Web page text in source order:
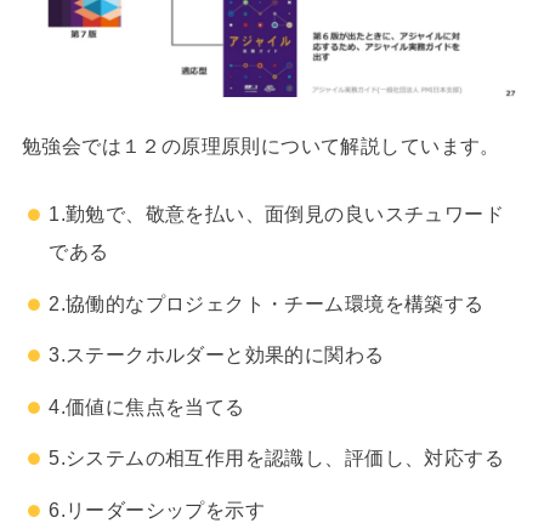
勉強会では１２の原理原則について解説しています。
1.勤勉で、敬意を払い、面倒見の良いスチュワード
である
2.協働的なプロジェクト・チーム環境を構築する
3.ステークホルダーと効果的に関わる
4.価値に焦点を当てる
5.システムの相互作用を認識し、評価し、対応する
6.リーダーシップを示す